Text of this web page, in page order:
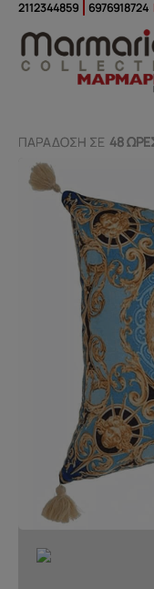
2112344859 6976918724
ΠΑΡΑΔΟΣΗ ΣΕ 48
ΠΑΡΑΔΟΣΗ ΣΕ 48